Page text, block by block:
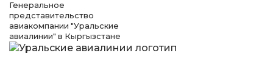
Генеральное
представительство
авиакомпании "Уральские
авиалинии" в Кыргызстане